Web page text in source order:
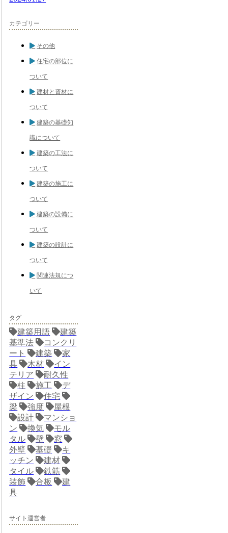
カテゴリー
その他
住宅の部位に
ついて
建材と資材に
ついて
建築の基礎知
識について
建築の工法に
ついて
建築の施工に
ついて
建築の設備に
ついて
建築の設計に
ついて
関連法規につ
いて
タグ
建築用語
建築
基準法
コンクリ
ート
建築
家
具
木材
イン
テリア
耐久性
柱
施工
デ
ザイン
住宅
梁
強度
屋根
設計
マンショ
ン
換気
モル
タル
壁
窓
外壁
基礎
キ
ッチン
建材
タイル
鉄筋
装飾
合板
建
具
サイト運営者